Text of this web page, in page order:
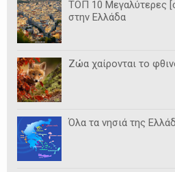
ΤΟΠ 10 Μεγαλύτερες
στην Ελλάδα
Ζώα χαίρονται το
Όλα τα νησιά της